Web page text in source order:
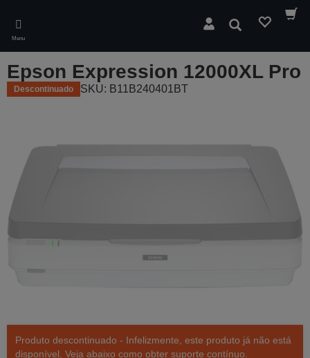
main
content
Menu
Pesquisar
Epson Expression 12000XL Pro
Descontinuado SKU: B11B240401BT
Produto descontinuado - Infelizmente, este produto já não está
disponível. Veja abaixo como obter suporte contínuo.